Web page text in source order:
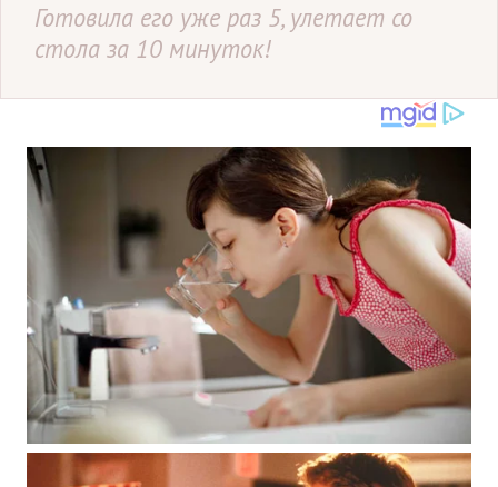
Готовила его уже раз 5, улетает со
стола за 10 минуток!